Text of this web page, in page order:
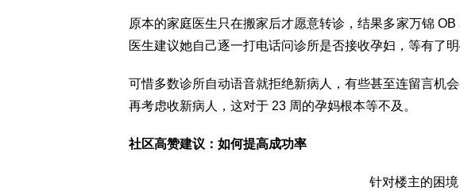
原本的家庭医生只在搬家后才愿意转诊，结果多家万锦
医生建议她自己逐一打电话问诊所是否接收孕妇，等有了明
可惜多数诊所自动语音就拒绝新病人，有些甚至连留言机
再考虑收新病人，这对于 23 周的孕妈根本等不及。
社区高赞建议：如何提高成功率
针对楼主的困